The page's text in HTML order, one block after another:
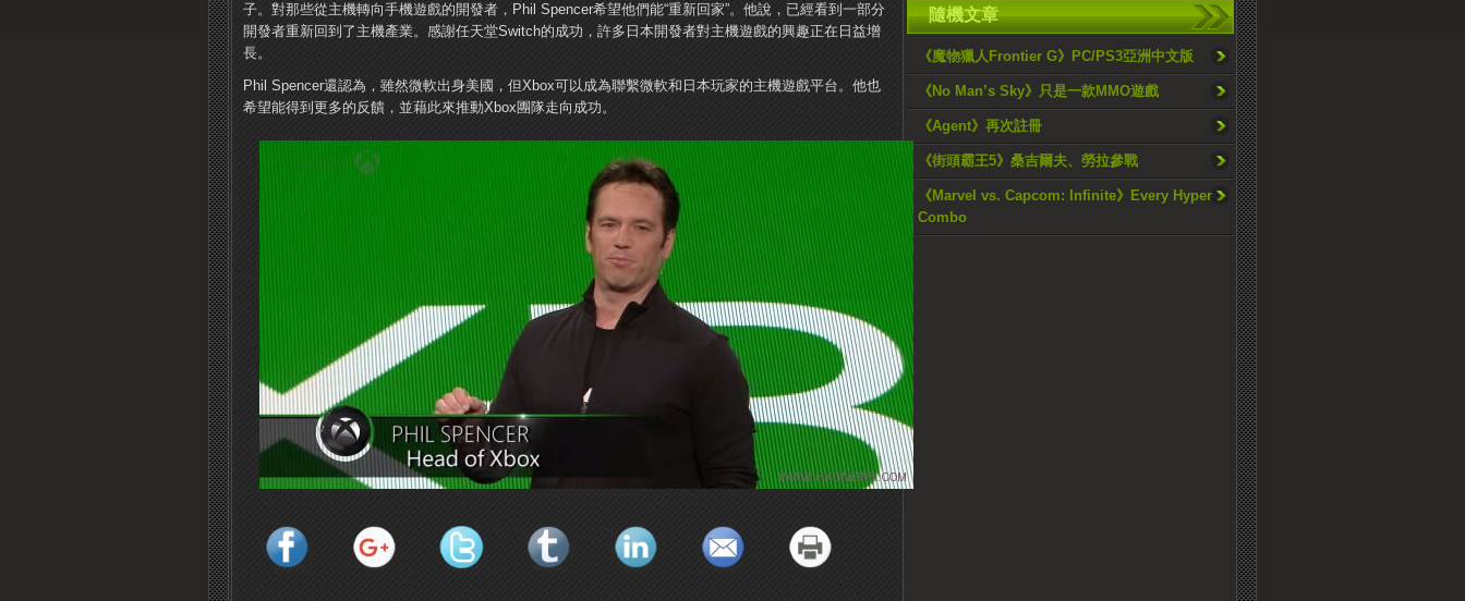
隨機文章
《魔物獵人Frontier G》PC/PS3亞洲中文版
《No Man’s Sky》只是一款MMO遊戲
《Agent》再次註冊
《街頭霸王5》桑吉爾夫、勞拉參戰
《Marvel vs. Capcom: Infinite》Every Hyper
Combo
子。對那些從主機轉向手機遊戲的開發者，Phil Spencer希望他們能“重新回家”。他說，已經看到一部分
開發者重新回到了主機產業。感謝任天堂Switch的成功，許多日本開發者對主機遊戲的興趣正在日益增
長。
Phil Spencer還認為，雖然微軟出身美國，但Xbox可以成為聯繫微軟和日本玩家的主機遊戲平台。他也
希望能得到更多的反饋，並藉此來推動Xbox團隊走向成功。